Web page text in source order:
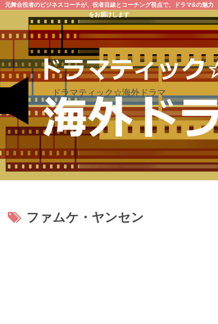
元舞台役者のビジネスコーチが、役者目線とコーチング視点で、ドラマ&の魅力
をお届けします
ドラマティック☆海外ドラマ
ファムケ・ヤンセン